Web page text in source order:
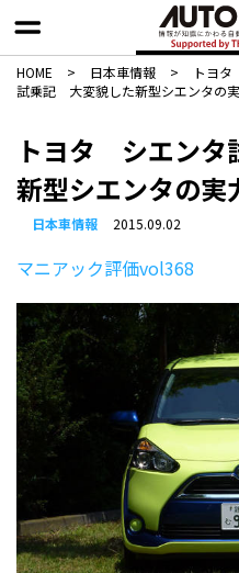
HOME > 日本車情報​ > トヨタ
試乗記 大変貌した新型シエンタの
トヨタ シエン
新型シエンタの実
日本車情報​ 2015.09.02
マニアック評価vol368